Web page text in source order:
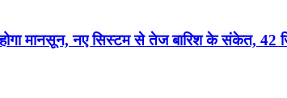
मानसून, नए सिस्टम से तेज बारिश के संकेत, 42